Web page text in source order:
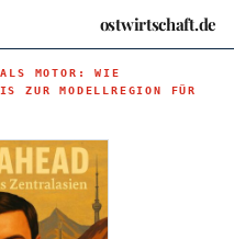
ostwirtschaft.de
MOTOR: WIE
ZUR MODELLREGION FÜR